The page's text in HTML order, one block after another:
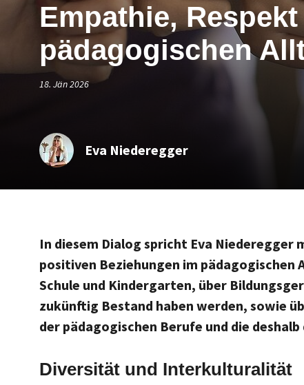
Empathie,
pädagogischen
18. Jän 2026
Eva Niederegger
In diesem Dialog spricht Eva Niederegger
positiven Beziehungen im
Schule und Kindergarten, über
zukünftig Bestand haben werden, sowie
der pädagogischen Berufe und die
Diversität und Interkulturalität